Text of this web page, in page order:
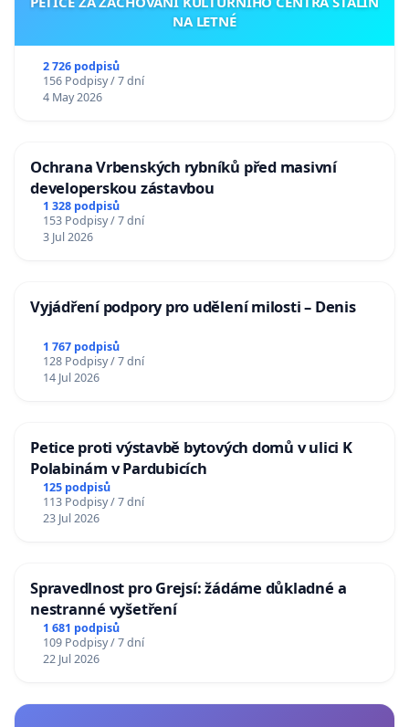
NA LETNÉ
2 726 podpisů
156 Podpisy / 7 dní
4 May 2026
Ochrana Vrbenských rybníků před masivní
developerskou zástavbou
1 328 podpisů
153 Podpisy / 7 dní
3 Jul 2026
Vyjádření podpory pro udělení milosti – Denis
1 767 podpisů
128 Podpisy / 7 dní
14 Jul 2026
Petice proti výstavbě bytových domů v ulici K
Polabinám v Pardubicích
125 podpisů
113 Podpisy / 7 dní
23 Jul 2026
Spravedlnost pro Grejsí: žádáme důkladné a
nestranné vyšetření
1 681 podpisů
109 Podpisy / 7 dní
22 Jul 2026